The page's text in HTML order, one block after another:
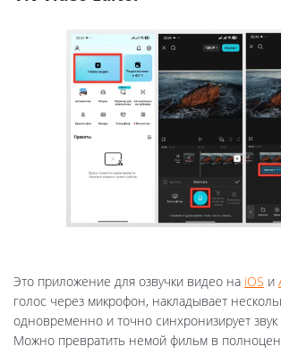
Это приложение для озвучки видео на iOS и
голос через микрофон, накладывает
одновременно и точно синхронизирует звук
Можно превратить немой фильм в